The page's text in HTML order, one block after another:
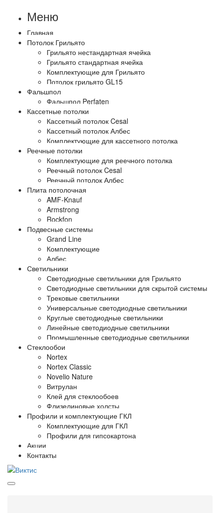
Меню
Главная
Потолок Грильято
Грильято нестандартная ячейка
Грильято стандартная ячейка
Комплектующие для Грильято
Потолок грильято GL15
Фальшпол
Фальшпол Perfaten
Кассетные потолки
Кассетный потолок Cesal
Кассетный потолок Албес
Комплектующие для кассетного потолка
Реечные потолки
Комплектующие для реечного потолка
Реечный потолок Cesal
Реечный потолок Албес
Плита потолочная
AMF-Knauf
Armstrong
Rockfon
Подвесные системы
Grand Line
Комплектующие
Албес
Светильники
Светодиодные светильники для Грильято
Светодиодные светильники для скрытой системы
Трековые светильники
Универсальные светодиодные светильники
Круглые светодиодные светильники
Линейные светодиодные светильники
Промышленные светодиодные светильники
Стеклообои
Nortex
Nortex Classic
Novelio Nature
Витрулан
Клей для стеклообоев
Флизелиновые холсты
Профили и комплектующие ГКЛ
Комплектующие для ГКЛ
Профили для гипсокартона
Акции
Контакты